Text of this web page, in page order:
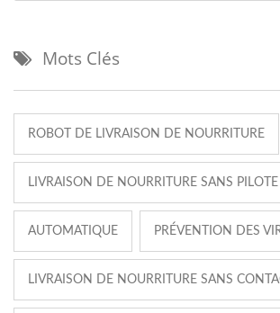
Mots Clés
ROBOT DE LIVRAISON DE NOURRITURE
LIVRAISON DE NOURRITURE SANS PILOTE
AUTOMATIQUE PRÉVENTION DES
LIVRAISON DE NOURRITURE SANS